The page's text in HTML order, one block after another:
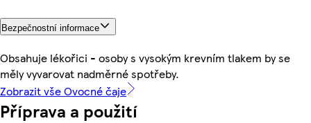
Bezpečnostní informace
Obsahuje lékořici - osoby s vysokým krevním tlakem by se
měly vyvarovat nadměrné spotřeby.
Zobrazit vše Ovocné čaje
Příprava a použití